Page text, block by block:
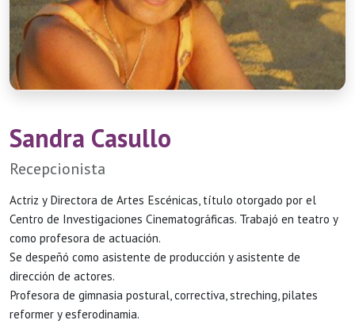
Sandra Casullo
Recepcionista
Actriz y Directora de Artes Escénicas, título otorgado por el
Centro de Investigaciones Cinematográficas. Trabajó en teatro y
como profesora de actuación.
Se despeñó como asistente de producción y asistente de
dirección de actores.
Profesora de gimnasia postural, correctiva, streching, pilates
reformer y esferodinamia.